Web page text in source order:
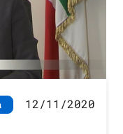
12/11/2020